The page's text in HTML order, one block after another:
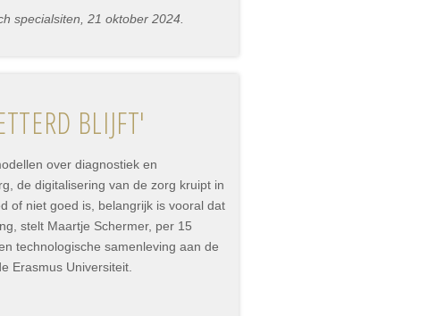
specialsiten, 21 oktober 2024.
BLIJFT'
over diagnostiek en
de digitalisering van de zorg kruipt in
of niet goed is, belangrijk is vooral dat
stelt Maartje Schermer, per 15
technologische samenleving aan de
Erasmus Universiteit.